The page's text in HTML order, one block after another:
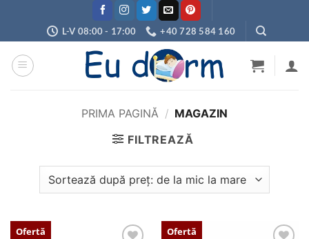
content
L-V 08:00 - 17:00 +40 728 584 160
PRIMA PAGINĂ / MAGAZIN
FILTREAZĂ
Ofertă Ofertă